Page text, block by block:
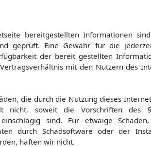
bereitgestellten Informationen
geprüft. Eine Gewähr für die
der bereit gestellten
mit den Nutzern des
die durch die Nutzung dieses
nicht, soweit die Vorschriften
einschlägig sind. Für etwaige
durch Schadsoftware oder der
haften wir nicht.